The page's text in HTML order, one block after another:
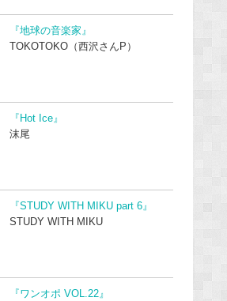
『地球の音楽家』
TOKOTOKO（西沢さんP）
『Hot Ice』
沫尾
『STUDY WITH MIKU part 6』
STUDY WITH MIKU
『ワンオポ VOL.22』